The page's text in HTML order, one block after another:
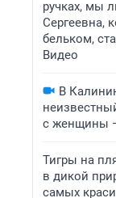
ручках, мы
Сергеевна,
бельком,
Видео
В
с женщины
Тигры на
в дикой
самых